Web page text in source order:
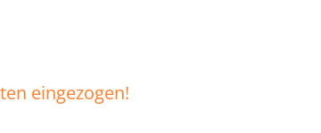
eingezogen!